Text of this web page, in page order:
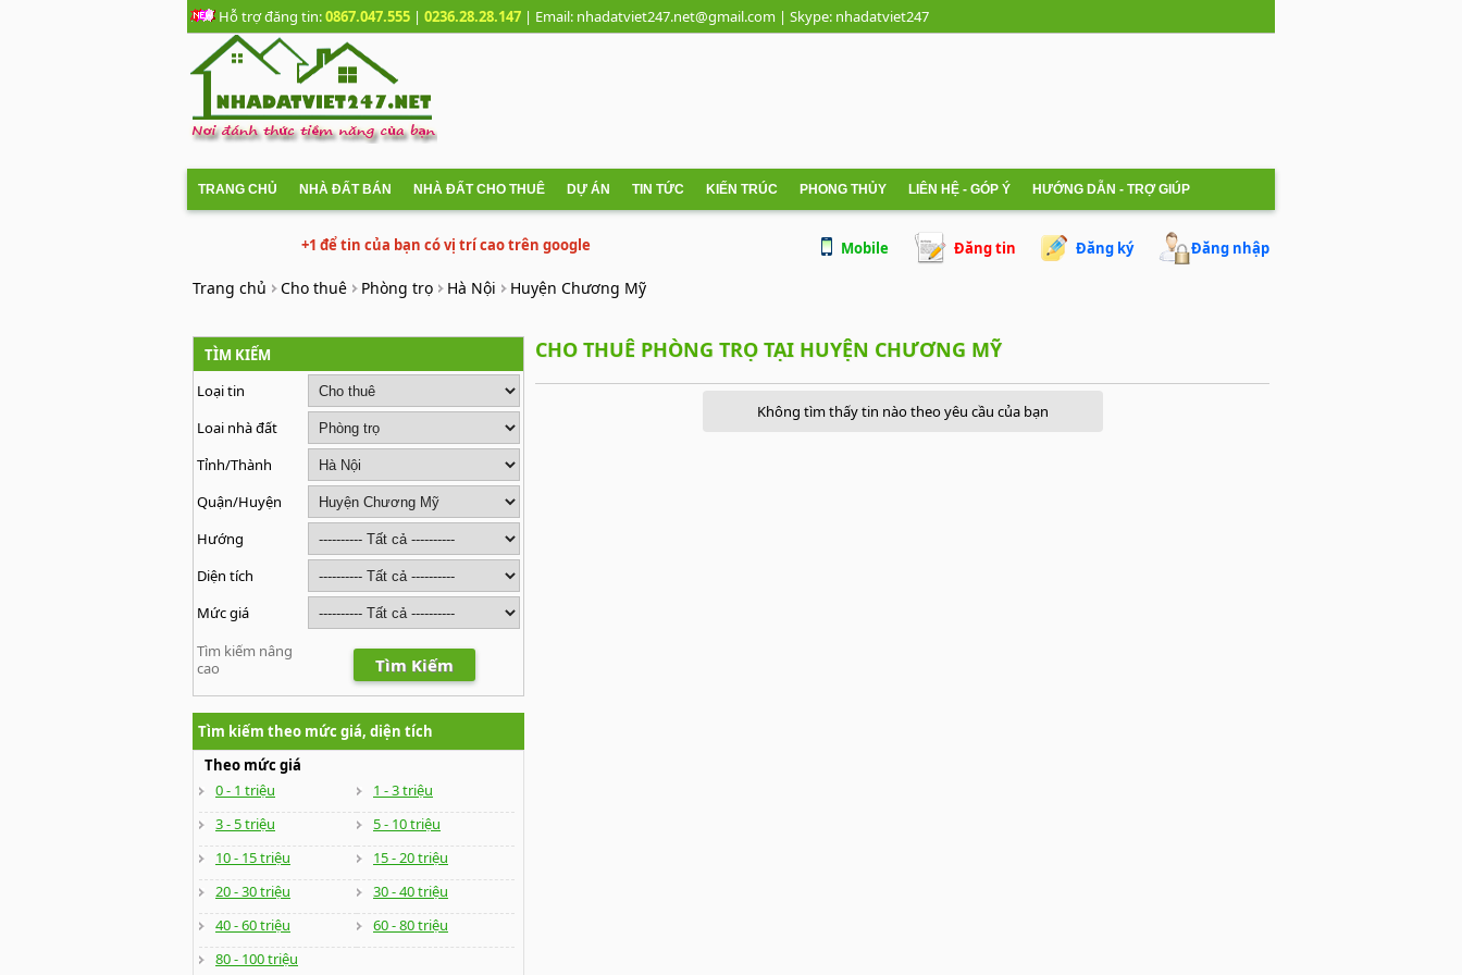
Hỗ trợ đăng tin:0867.047.555 | 0236.28.28.147 | Email: nhadatviet247.net@gmail.com | Skype: nhadatviet247
TRANG CHỦ NHÀ ĐẤT BÁN NHÀ ĐẤT CHO THUÊ DỰ ÁN TIN TỨC KIẾN TRÚC PHONG THỦY LIÊN HỆ - GÓP Ý HƯỚNG DẪN - TRỢ GIÚP
+1 để tin của bạn có vị trí cao trên google Mobile Đăng tin Đăng ký Đăng nhập
Trang chủ Cho thuê Phòng trọ Hà Nội Huyện Chương Mỹ
TÌM KIẾM
Loại tin
Loai nhà đất
Tỉnh/Thành
Quận/Huyện
Hướng
Diện tích
Mức giá
Tìm kiếm nâng
cao
Tìm Kiếm
Tìm kiếm theo mức giá, diện tích
Theo mức giá
0 - 1 triệu
1 - 3 triệu
3 - 5 triệu
5 - 10 triệu
10 - 15 triệu
15 - 20 triệu
20 - 30 triệu
30 - 40 triệu
40 - 60 triệu
60 - 80 triệu
80 - 100 triệu
CHO THUÊ PHÒNG TRỌ TẠI HUYỆN CHƯƠNG MỸ
Không tìm thấy tin nào theo yêu cầu của bạn